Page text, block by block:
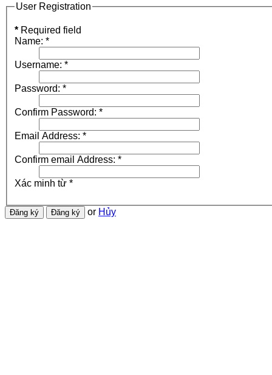
User Registration
* Required field
Name: *
Username: *
Password: *
Confirm Password: *
Email Address: *
Confirm email Address: *
Xác minh từ *
or Hủy